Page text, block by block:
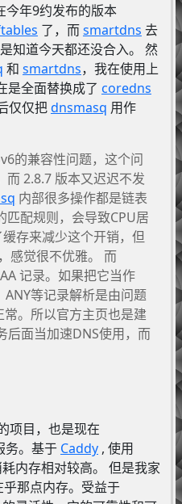
今年9约发布的版本
了，而smartdns 去
知道今天都还没合入。 然
和 smartdns，我在使用上
是全面替换成了 coredns
仅仅把dnsmasq 用作
的兼容性问题，这个问
而 2.8.7 版本又迟迟不发
内部很多操作都是链表
匹配规则，会导致CPU居
存来减少这个开销，但
感觉很不优雅。 而
记录。如果把它当作
ANY等记录解析是由问题
。所以官方主页也是建
后面当加速DNS使用，而
项目，也是现在
务。基于 Caddy, 使用
内存相对较高。 但是我家
那点内存。受益于